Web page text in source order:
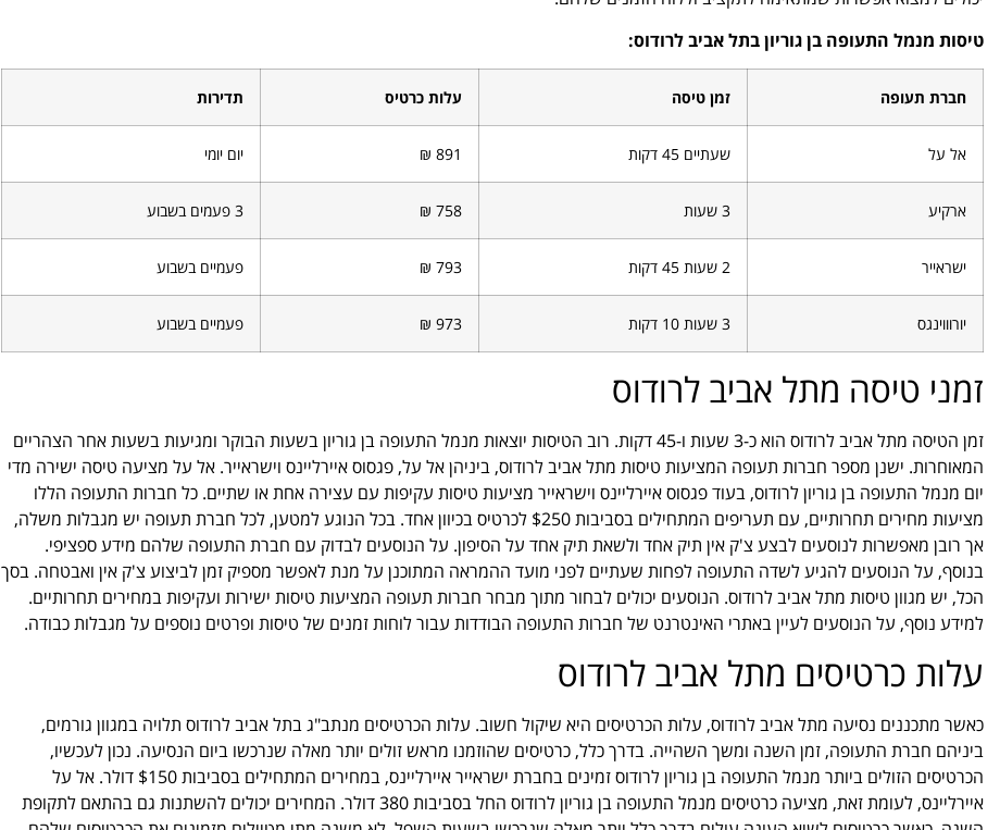
טיסות מנמל התעופה בן גוריון בתל אביב לרודוס:
חברת תעופה זמן טיסה עלות כרטיס תדירות
אל על שעתיים 45 דקות 891 ₪ יום יומי
ארקיע 3 שעות 758 ₪ 3 פעמים בשבוע
ישראייר 2 שעות 45 דקות 793 ₪ פעמיים בשבוע
יורוווינגס 3 שעות 10 דקות 973 ₪ פעמיים בשבוע
זמני טיסה מתל אביב לרודוס
זמן הטיסה מתל אביב לרודוס הוא כ-3 שעות ו-45 דקות. רוב הטיסות יוצאות מנמל התעופה בן גוריון בשעות הבוקר ומגיעות בשעות אחר הצהריים
המאוחרות. ישנן מספר חברות תעופה המציעות טיסות מתל אביב לרודוס, ביניהן אל על, פגסוס איירליינס וישראייר. אל על מציעה טיסה ישירה מדי
יום מנמל התעופה בן גוריון לרודוס, בעוד פגסוס איירליינס וישראייר מציעות טיסות עקיפות עם עצירה אחת או שתיים. כל חברות התעופה הללו
מציעות מחירים תחרותיים, עם תעריפים המתחילים בסביבות $250 לכרטיס בכיוון אחד. בכל הנוגע למטען, לכל חברת תעופה יש מגבלות משלה,
אך רובן מאפשרות לנוסעים לבצע צ'ק אין תיק אחד ולשאת תיק אחד על הסיפון. על הנוסעים לבדוק עם חברת התעופה שלהם מידע ספציפי.
בנוסף, על הנוסעים להגיע לשדה התעופה לפחות שעתיים לפני מועד ההמראה המתוכנן על מנת לאפשר מספיק זמן לביצוע צ'ק אין ואבטחה. בסך
הכל, יש מגוון טיסות מתל אביב לרודוס. הנוסעים יכולים לבחור מתוך מבחר חברות תעופה המציעות טיסות ישירות ועקיפות במחירים תחרותיים.
למידע נוסף, על הנוסעים לעיין באתרי האינטרנט של חברות התעופה הבודדות עבור לוחות זמנים של טיסות ופרטים נוספים על מגבלות כבודה.
עלות כרטיסים מתל אביב לרודוס
כאשר מתכננים נסיעה מתל אביב לרודוס, עלות הכרטיסים היא שיקול חשוב. עלות הכרטיסים מנתב"ג בתל אביב לרודוס תלויה במגוון גורמים,
ביניהם חברת התעופה, זמן השנה ומשך השהייה. בדרך כלל, כרטיסים שהוזמנו מראש זולים יותר מאלה שנרכשו ביום הנסיעה. נכון לעכשיו,
הכרטיסים הזולים ביותר מנמל התעופה בן גוריון לרודוס זמינים בחברת ישראייר איירליינס, במחירים המתחילים בסביבות $150 דולר. אל על
איירליינס, לעומת זאת, מציעה כרטיסים מנמל התעופה בן גוריון לרודוס החל בסביבות 380 דולר. המחירים יכולים להשתנות גם בהתאם לתקופת